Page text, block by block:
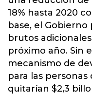
18% hasta 2020
base, el
brutos adicionales
próximo año. Sin
mecanismo de
para las
quitarían $2,3